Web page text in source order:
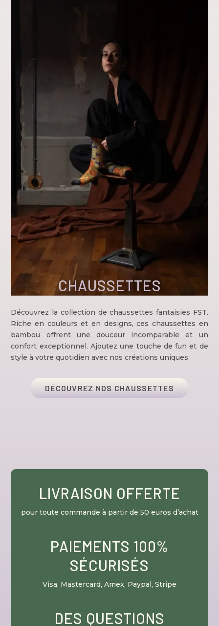
CHAUSSETTES
Découvrez la collection de chaussettes fantaisies FST.
Riche en couleurs et en designs, ces chaussettes en
bambou offrent une douceur incomparable et un
confort exceptionnel. Ajoutez une touche de fun et de
style à votre quotidien avec nos créations uniques.
DÉCOUVREZ NOS CHAUSSETTES
LIVRAISON OFFERTE
pour toute commande à partir de 50 euros d’achat
PAIEMENTS 100%
SÉCURISÉS
Visa, Mastercard, Amex, Paypal, Stripe
DES QUESTIONS